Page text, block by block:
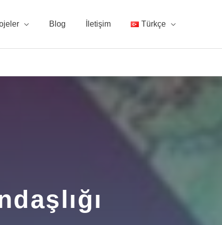
Blog İletişim Türkçe